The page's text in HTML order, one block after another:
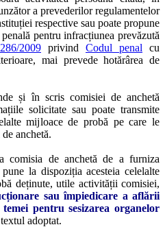
a prevederilor regulamentelor
respective sau poate propune
pentru infracțiunea prevăzută
2009 privind Codul penal cu
mai prevede hotărârea de
și în scris comisiei de anchetă
solicitate sau poate transmite
mijloace de probă pe care le
anchetă.
comisia de anchetă de a furniza
la dispoziția acesteia celelalte
deținute, utile activității comisiei,
sau împiedicare a aflării
pentru sesizarea organelor
adoptat.